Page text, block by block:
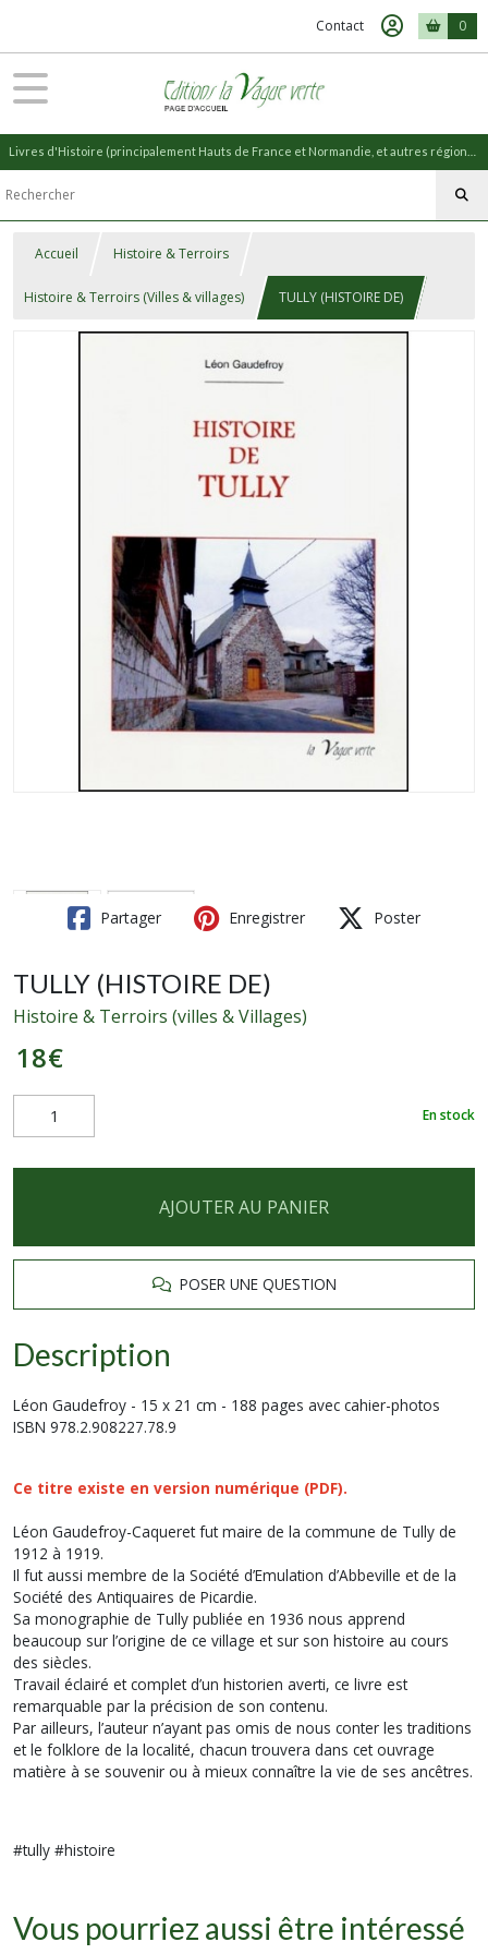
Contact 0
Accueil Histoire & Terroirs
Histoire & Terroirs (Villes & villages) TULLY (HISTOIRE DE)
Partager Enregistrer Poster
TULLY (HISTOIRE DE)
Histoire & Terroirs (villes & Villages)
18€
En stock
AJOUTER AU PANIER
POSER UNE QUESTION
Description
Léon Gaudefroy - 15 x 21 cm - 188 pages avec cahier-photos
ISBN 978.2.908227.78.9
Ce titre existe en version numérique (PDF).
Léon Gaudefroy-Caqueret fut maire de la commune de Tully de
1912 à 1919.
Il fut aussi membre de la Société d’Emulation d’Abbeville et de la
Société des Antiquaires de Picardie.
Sa monographie de Tully publiée en 1936 nous apprend
beaucoup sur l’origine de ce village et sur son histoire au cours
des siècles.
Travail éclairé et complet d’un historien averti, ce livre est
remarquable par la précision de son contenu.
Par ailleurs, l’auteur n’ayant pas omis de nous conter les traditions
et le folklore de la localité, chacun trouvera dans cet ouvrage
matière à se souvenir ou à mieux connaître la vie de ses ancêtres.
#tully #histoire
Vous pourriez aussi être intéressé